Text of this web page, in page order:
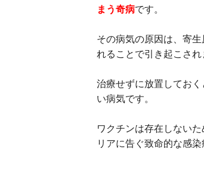
まう奇病です。
その病気の原因は、寄
れることで引き起こされ
治療せずに放置しておく
い病気です。
ワクチンは存在しない
リアに告ぐ致命的な感